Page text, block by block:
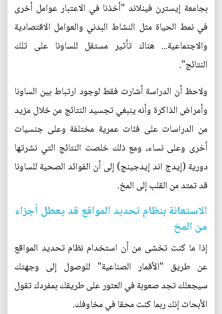
بجامعة إيسترن فينلاند "أخذنا في الاعتبار عوامل أخرى
في نمط الحياة مثل النشاط البدني والعوامل الاقتصادية
والاجتماعية... هناك تأثير مستقل للساونا على تلك
النتائج".
ولاحظ أن الدراسة أشارت فقط لوجود ارتباط بين الساونا
وأمراض الذاكرة وأنه ينبغي تجسيد النتائج من خلال مزيد
من الدراسات على فئات عمرية مختلفة وعلى جنسيات
أخرى وعلى نساء، ومع ذلك خلصت النتائج التي نشرتها
دورية (إيدج اند إيدجينج) إلى أن الفوائد الصحية للساونا
قد تمتد من القلب إلى المخ.
الاستعانة بنظام تحديد المواقع قد يعطل أجزاء
من المخ
إذا ما كنت تخشى من أن استخدام نظام تحديد المواقع
عن طريق "الأقمار الصناعية" للوصول إلى وجهتك
سيجعلك تجد صعوبة في العثور على طريقك بمفردك تقول
الأبحاث إنك ربما كنت محقا في مخاوفك.